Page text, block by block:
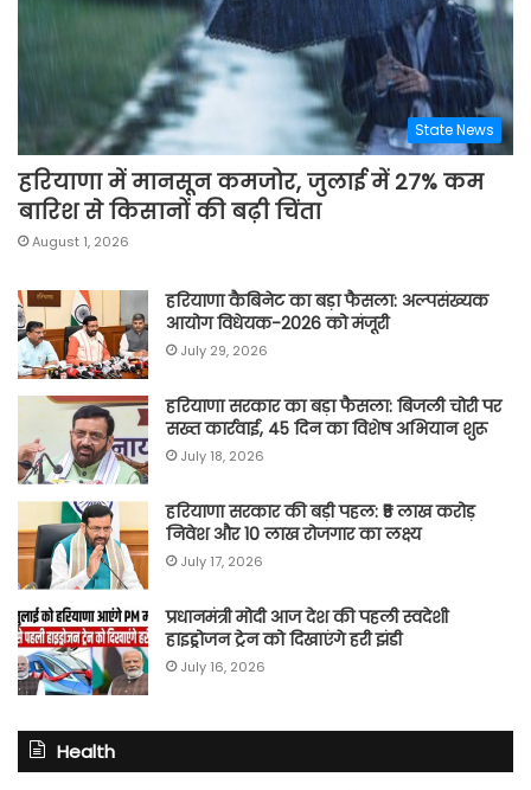
State News
हरियाणा में मानसून कमजोर, जुलाई में 27% कम
बारिश से किसानों की बढ़ी चिंता
August 1, 2026
हरियाणा कैबिनेट का बड़ा फैसला: अल्पसंख्यक
आयोग विधेयक-2026 को मंजूरी
July 29, 2026
हरियाणा सरकार का बड़ा फैसला: बिजली चोरी पर
सख्त कार्रवाई, 45 दिन का विशेष अभियान शुरू
July 18, 2026
हरियाणा सरकार की बड़ी पहल: ₹5 लाख करोड़
निवेश और 10 लाख रोजगार का लक्ष्य
July 17, 2026
प्रधानमंत्री मोदी आज देश की पहली स्वदेशी
हाइड्रोजन ट्रेन को दिखाएंगे हरी झंडी
July 16, 2026
Health